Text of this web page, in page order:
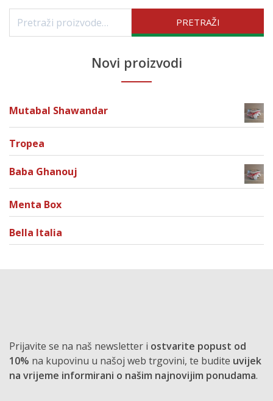
PRETRAŽI
Novi proizvodi
Mutabal Shawandar
Tropea
Baba Ghanouj
Menta Box
Bella Italia
Prijavite se na naš newsletter i ostvarite popust od
10% na kupovinu u našoj web trgovini, te budite uvijek
na vrijeme informirani o našim najnovijim ponudama.